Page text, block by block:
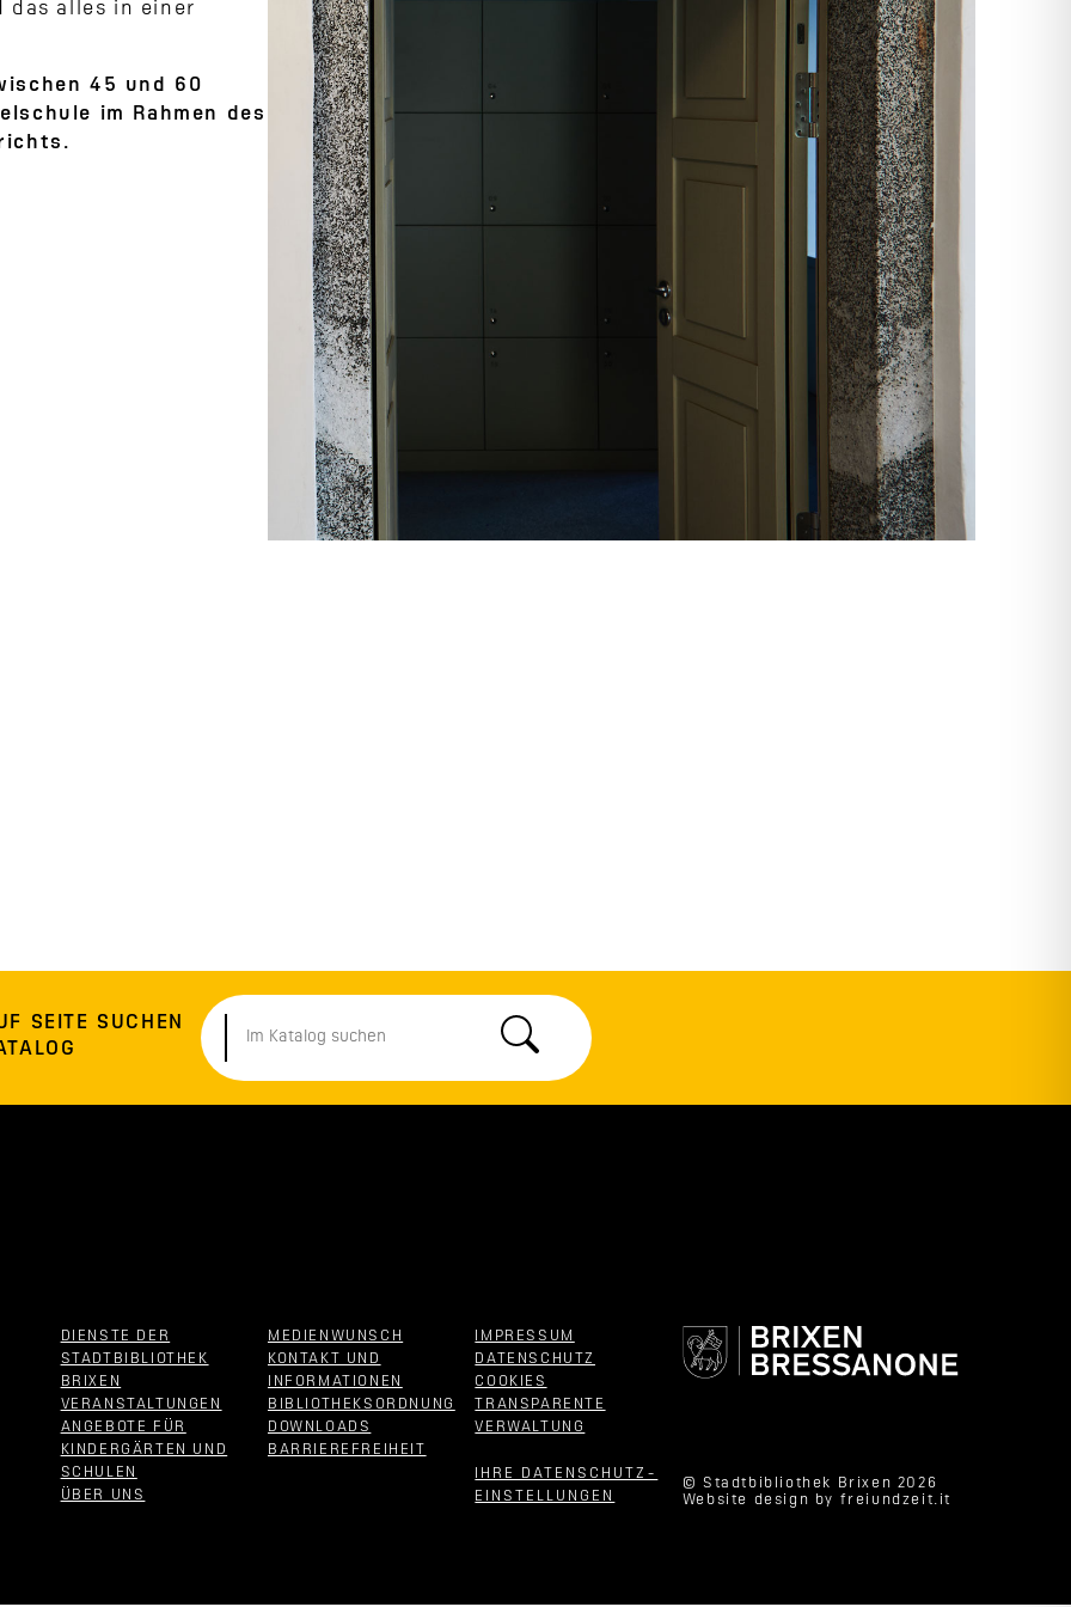
das alles in einer
45 und 60
im Rahmen des
SEITE SUCHEN
DIENSTE DER
STADTBIBLIOTHEK
BRIXEN
VERANSTALTUNGEN
ANGEBOTE FÜR
KINDERGÄRTEN UND
SCHULEN
ÜBER UNS
MEDIENWUNSCH
KONTAKT UND
INFORMATIONEN
BIBLIOTHEKSORDNUNG
DOWNLOADS
BARRIEREFREIHEIT
IMPRESSUM
DATENSCHUTZ
COOKIES
TRANSPARENTE
VERWALTUNG
IHRE DATENSCHUTZ­
EINSTELLUNGEN
© Stadtbibliothek Brixen 2026
Website design by freiundzeit.it